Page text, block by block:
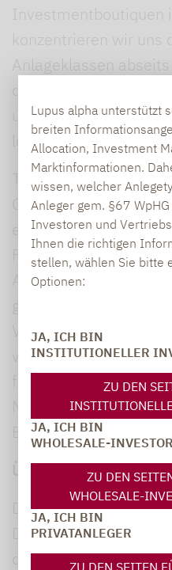
Lupus alpha unterstützt
breiten
Allocation, Investment
Marktinformationen.
wissen, welcher
Anleger gem. §67
Investoren und
Ihnen die richtigen
stellen, wählen Sie bitte
Optionen:
JA, ICH BIN
INSTITUTIONELLER
ZU DEN
JA, ICH BIN
WHOLESALE-INVESTOR
ZU DEN
WHOLESALE-
JA, ICH BIN
PRIVATANLEGER
ZU DEN SEITEN
Investmentboutiquen
konzentrieren wir uns
Anlageklassen
denen wir als aktiver
und für unsere
leisten können.“
Timon Virgens,
GmbH, ergänzt:
exzellenten Ruf im
Fondsprodukte aus
Anlageklassen
Volatilitätsstrategien
vieler erfolgreicher
freuen uns, dass sich
Manager für ein
BIS.on WMS
Über BIS.on WMS
Die BIS.on WMS
Dericon für die Nord/
der Hannoveraner